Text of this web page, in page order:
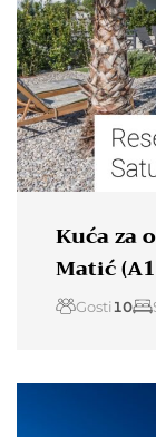
Kuća za
Matić
Gosti10